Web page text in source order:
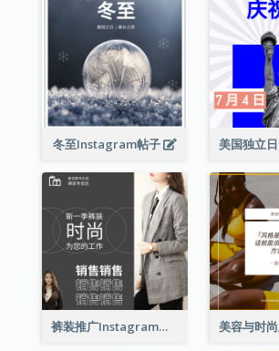
冬至Instagram帖子
裤装推广Instagram帖子